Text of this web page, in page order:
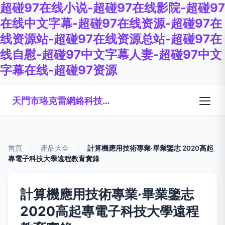
超碰97在线小说-超碰97在线影院-超碰97
在线中文字幕-超碰97在线资源-超碰97在
线资源站-超碰97在线资源总站-超碰97在
线自慰-超碰97中文字幕人妻-超碰97中文
字幕在线-超碰97资源
天門市珞克雷網絡科技有限公司
首頁 產品大全
計算機應用技術專業·畢業鑒志 2020高起
專電子科技大學遠程教育實錄
計算機應用技術專業·畢業鑒志
2020高起專電子科技大學遠程